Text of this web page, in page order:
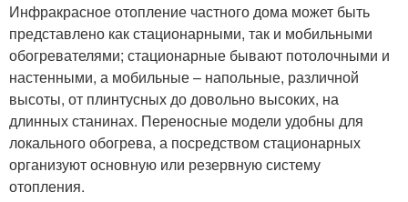
Инфракрасное отопление частного дома может быть
представлено как стационарными, так и мобильными
обогревателями; стационарные бывают потолочными и
настенными, а мобильные – напольные, различной
высоты, от плинтусных до довольно высоких, на
длинных станинах. Переносные модели удобны для
локального обогрева, а посредством стационарных
организуют основную или резервную систему
отопления.